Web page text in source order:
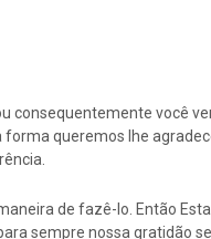
consequentemente você
queremos lhe
de fazê-lo. Então
sempre nossa gratidão